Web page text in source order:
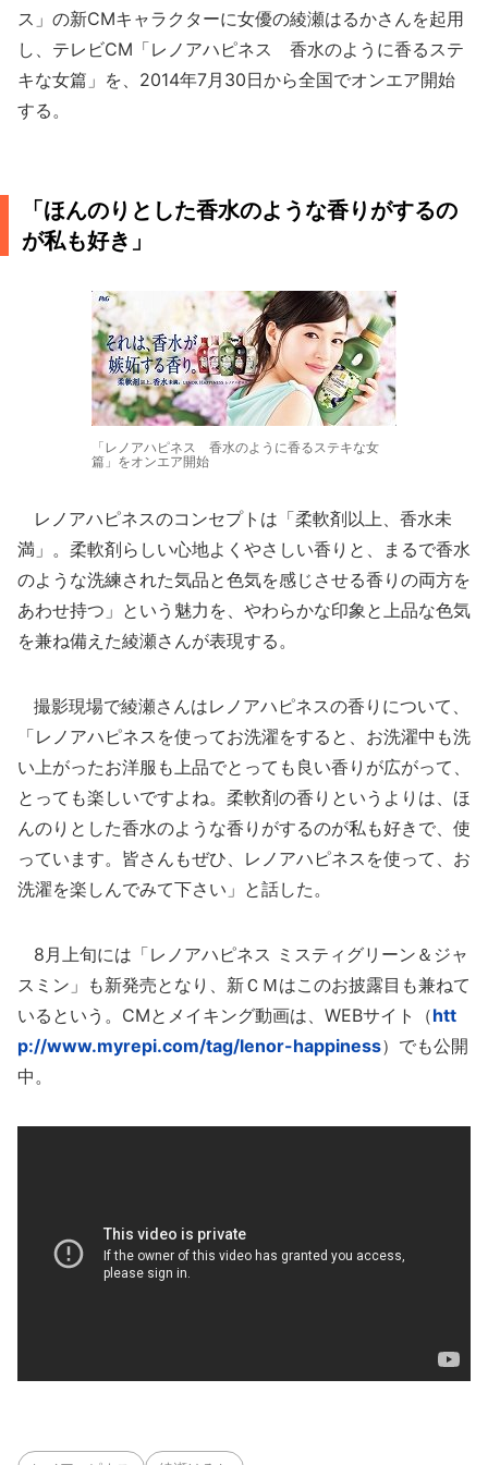
ス」の新CMキャラクターに女優の綾瀬はるかさんを起用
し、テレビCM「レノアハピネス 香水のように香るステ
キな女篇」を、2014年7月30日から全国でオンエア開始
する。
「ほんのりとした香水のような香りがするの
が私も好き」
「レノアハピネス 香水のように香るステキな女
篇」をオンエア開始
レノアハピネスのコンセプトは「柔軟剤以上、香水未
満」。柔軟剤らしい心地よくやさしい香りと、まるで香水
のような洗練された気品と色気を感じさせる香りの両方を
あわせ持つ」という魅力を、やわらかな印象と上品な色気
を兼ね備えた綾瀬さんが表現する。
撮影現場で綾瀬さんはレノアハピネスの香りについて、
「レノアハピネスを使ってお洗濯をすると、お洗濯中も洗
い上がったお洋服も上品でとっても良い香りが広がって、
とっても楽しいですよね。柔軟剤の香りというよりは、ほ
んのりとした香水のような香りがするのが私も好きで、使
っています。皆さんもぜひ、レノアハピネスを使って、お
洗濯を楽しんでみて下さい」と話した。
8月上旬には「レノアハピネス ミスティグリーン＆ジャ
スミン」も新発売となり、新ＣＭはこのお披露目も兼ねて
いるという。CMとメイキング動画は、WEBサイト（htt
p://www.myrepi.com/tag/lenor-happiness）でも公開
中。